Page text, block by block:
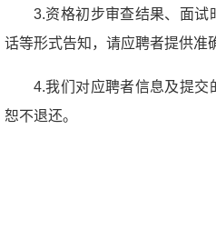
3.资格初步审查结果、面试
话等形式告知，请应聘者提供准
4.我们对应聘者信息及提交
恕不退还。